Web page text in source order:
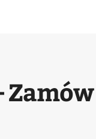
Zamów